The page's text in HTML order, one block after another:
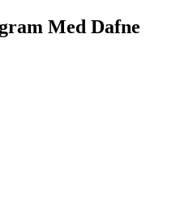
Med Dafne